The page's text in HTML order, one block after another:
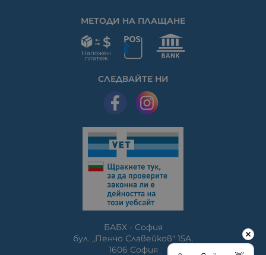
МЕТОДИ НА ПЛАЩАНЕ
СЛЕДВАЙТЕ НИ
БАБХ - София
бул. „Пенчо Славейков" 15A,
1606 София